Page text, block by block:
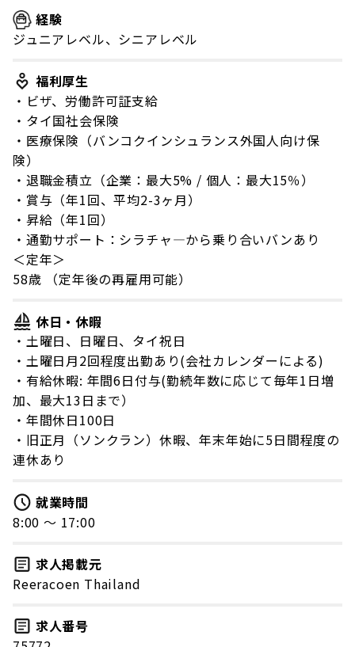
経験
ジュニアレベル、シニアレベル
福利厚生
・ビザ、労働許可証支給
・タイ国社会保険
・医療保険（バンコクインシュランス外国人向け保
険）
・退職金積立（企業：最大5% / 個人：最大15％）
・賞与（年1回、平均2-3ヶ月）
・昇給（年1回）
・通勤サポート：シラチャ―から乗り合いバンあり
＜定年＞
58歳 （定年後の再雇用可能）
休日・休暇
・土曜日、日曜日、タイ祝日
・土曜日月2回程度出勤あり(会社カレンダーによる)
・有給休暇: 年間6日付与(勤続年数に応じて毎年1日増
加、最大13日まで）
・年間休日100日
・旧正月（ソンクラン）休暇、年末年始に5日間程度の
連休あり
就業時間
8:00 〜 17:00
求人掲載元
Reeracoen Thailand
求人番号